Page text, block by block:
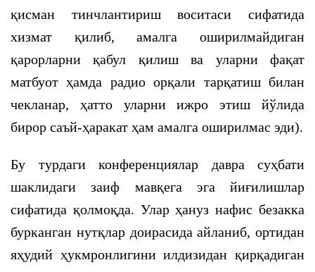
қисман тинчлантириш воситаси сифатида
хизмат қилиб, амалга оширилмайдиган
қарорларни қабул қилиш ва уларни фақат
матбуот ҳамда радио орқали тарқатиш билан
чекланар, ҳатто уларни ижро этиш йўлида
бирор саъй-ҳаракат ҳам амалга оширилмас эди).
Бу турдаги конференциялар давра суҳбати
шаклидаги заиф мавқега эга йиғилишлар
сифатида қолмоқда. Улар ҳануз нафис безакка
бурканган нутқлар доирасида айланиб, ортидан
яҳудий ҳукмронлигини илдизидан қирқадиган